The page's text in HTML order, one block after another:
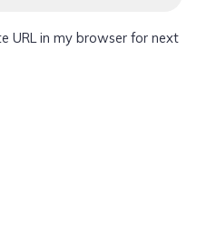
URL in my browser for next